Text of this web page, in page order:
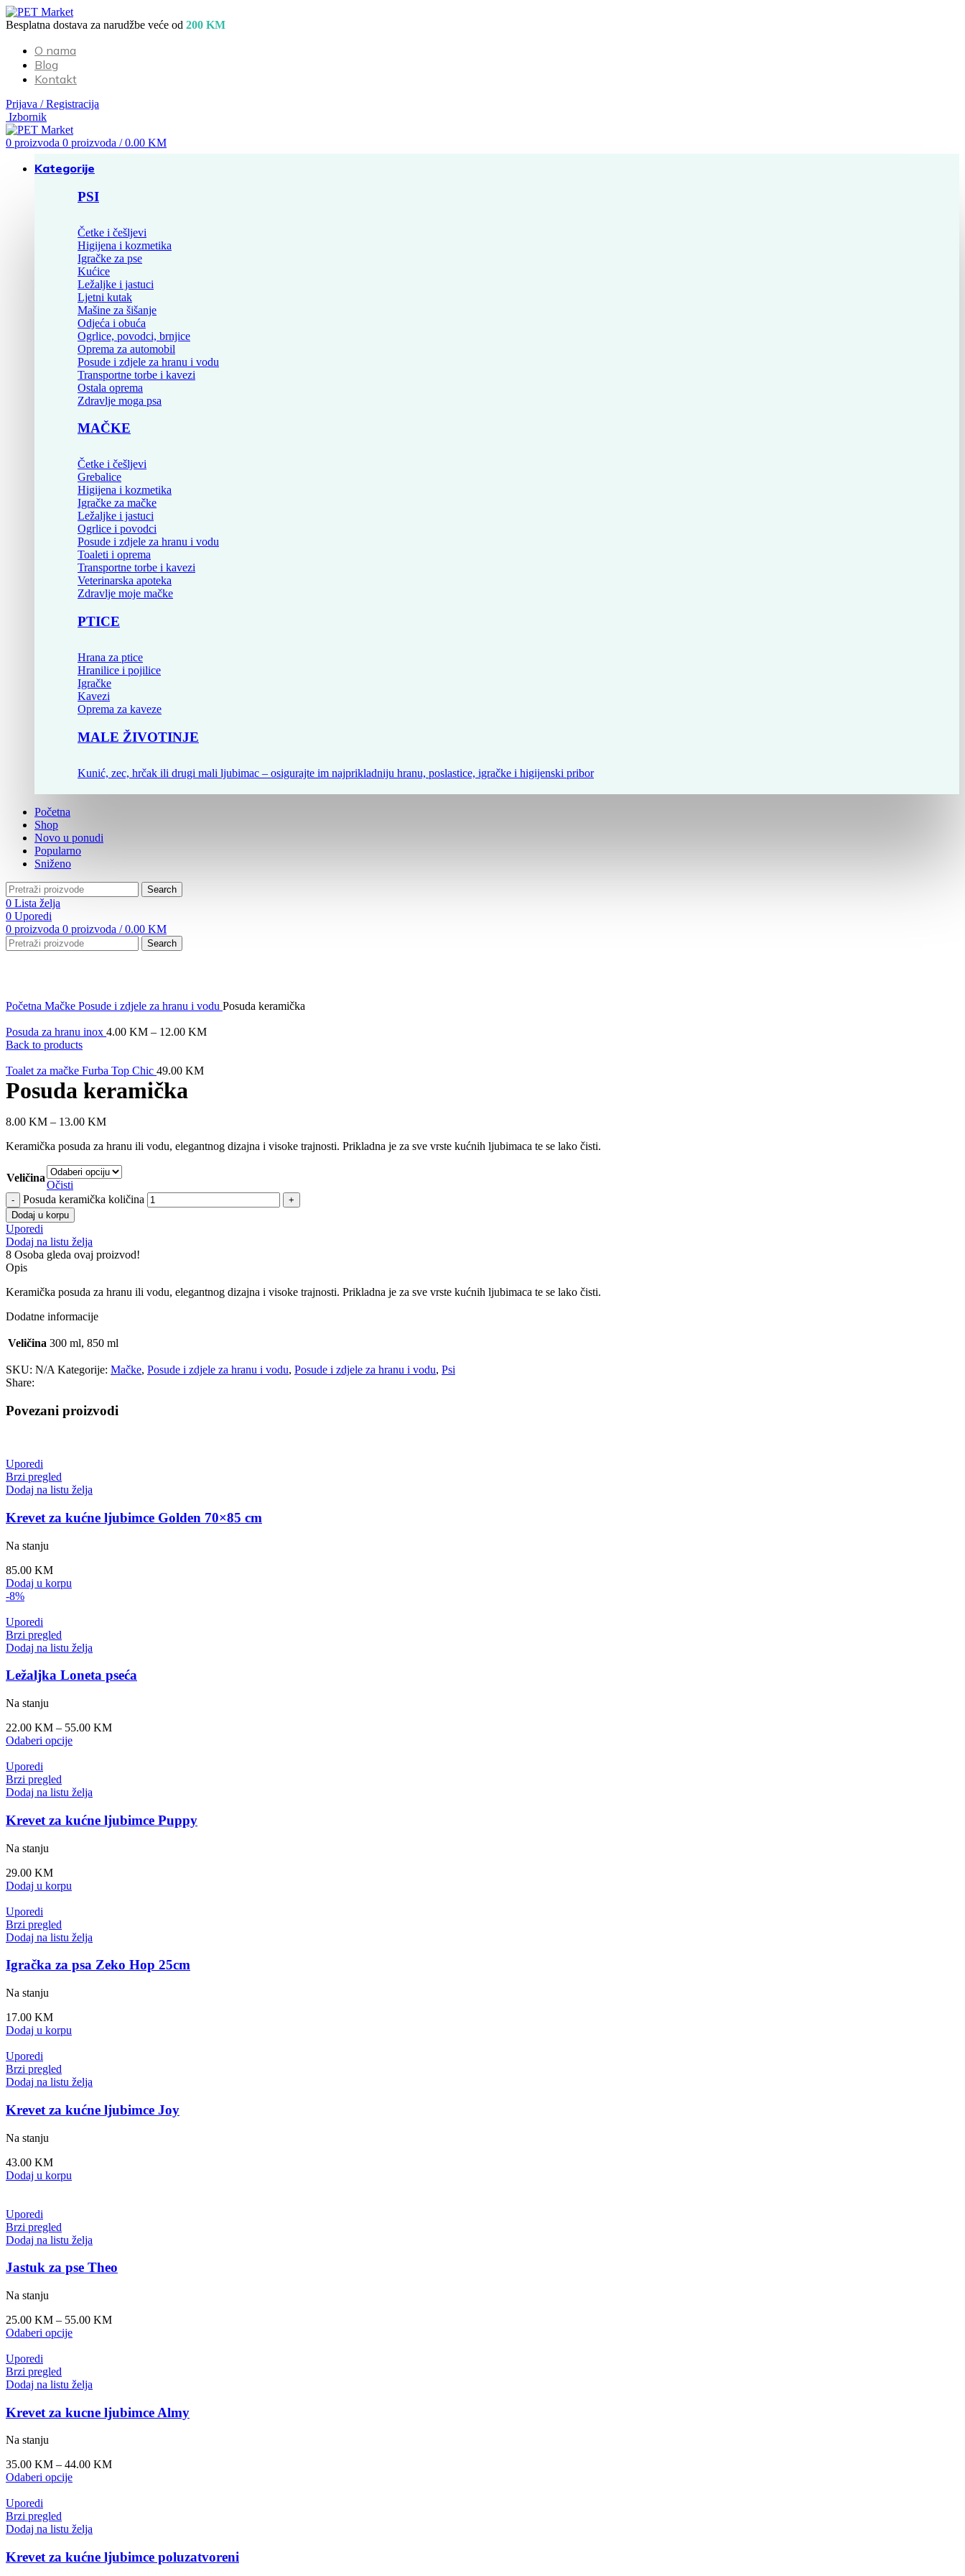
Besplatna dostava za narudžbe veće od 200 KM
O nama
Blog
Kontakt
Prijava / Registracija
Izbornik
0 proizvoda 0 proizvoda / 0.00 KM
Kategorije
PSI
Četke i češljevi
Higijena i kozmetika
Igračke za pse
Kućice
Ležaljke i jastuci
Ljetni kutak
Mašine za šišanje
Odjeća i obuća
Ogrlice, povodci, brnjice
Oprema za automobil
Posude i zdjele za hranu i vodu
Transportne torbe i kavezi
Ostala oprema
Zdravlje moga psa
MAČKE
Četke i češljevi
Grebalice
Higijena i kozmetika
Igračke za mačke
Ležaljke i jastuci
Ogrlice i povodci
Posude i zdjele za hranu i vodu
Toaleti i oprema
Transportne torbe i kavezi
Veterinarska apoteka
Zdravlje moje mačke
PTICE
Hrana za ptice
Hranilice i pojilice
Igračke
Kavezi
Oprema za kaveze
MALE ŽIVOTINJE
Kunić, zec, hrčak ili drugi mali ljubimac – osigurajte im najprikladniju hranu, poslastice, igračke i higijenski pribor
Početna
Shop
Novo u ponudi
Popularno
Sniženo
Search
0 Lista želja
0 Uporedi
0 proizvoda 0 proizvoda / 0.00 KM
Search
Početna Mačke Posude i zdjele za hranu i vodu Posuda keramička
Posuda za hranu inox 4.00 KM – 12.00 KM
Back to products
Toalet za mačke Furba Top Chic 49.00 KM
Posuda keramička
8.00 KM – 13.00 KM
Keramička posuda za hranu ili vodu, elegantnog dizajna i visoke trajnosti. Prikladna je za sve vrste kućnih ljubimaca te se lako čisti.
Veličina
Očisti
Posuda keramička količina
Dodaj u korpu
Uporedi
Dodaj na listu želja
8 Osoba gleda ovaj proizvod!
Opis
Keramička posuda za hranu ili vodu, elegantnog dizajna i visoke trajnosti. Prikladna je za sve vrste kućnih ljubimaca te se lako čisti.
Dodatne informacije
Veličina 300 ml, 850 ml
SKU: N/A Kategorije: Mačke, Posude i zdjele za hranu i vodu, Posude i zdjele za hranu i vodu, Psi
Share:
Povezani proizvodi
Uporedi
Brzi pregled
Dodaj na listu želja
Krevet za kućne ljubimce Golden 70×85 cm
Na stanju
85.00 KM
Dodaj u korpu
-8%
Uporedi
Brzi pregled
Dodaj na listu želja
Ležaljka Loneta pseća
Na stanju
22.00 KM – 55.00 KM
Odaberi opcije
Uporedi
Brzi pregled
Dodaj na listu želja
Krevet za kućne ljubimce Puppy
Na stanju
29.00 KM
Dodaj u korpu
Uporedi
Brzi pregled
Dodaj na listu želja
Igračka za psa Zeko Hop 25cm
Na stanju
17.00 KM
Dodaj u korpu
Uporedi
Brzi pregled
Dodaj na listu želja
Krevet za kućne ljubimce Joy
Na stanju
43.00 KM
Dodaj u korpu
Uporedi
Brzi pregled
Dodaj na listu želja
Jastuk za pse Theo
Na stanju
25.00 KM – 55.00 KM
Odaberi opcije
Uporedi
Brzi pregled
Dodaj na listu želja
Krevet za kucne ljubimce Almy
Na stanju
35.00 KM – 44.00 KM
Odaberi opcije
Uporedi
Brzi pregled
Dodaj na listu želja
Krevet za kućne ljubimce poluzatvoreni